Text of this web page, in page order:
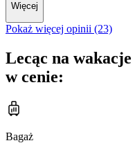
Więcej
Pokaż więcej opinii (23)
Lecąc na wakacje
w cenie:
Bagaż